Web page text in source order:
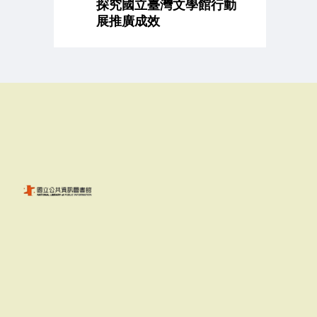
探究國立臺灣文學館行動
展推廣成效